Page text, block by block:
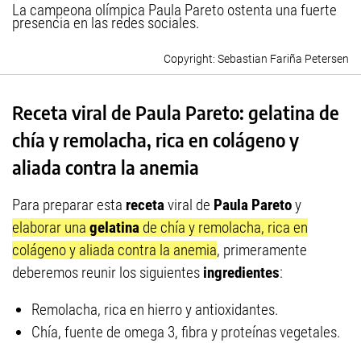
La campeona olímpica Paula Pareto ostenta una fuerte
presencia en las redes sociales.
Sebastian Fariña Petersen
Receta viral de Paula Pareto: gelatina de
chía y remolacha, rica en colágeno y
aliada contra la anemia
Para preparar esta recetaviral de Paula Paretoy
elaborar una gelatina de chía y remolacha, rica en
colágeno y aliada contra la anemia, primeramente
deberemos reunir los siguientes ingredientes:
Remolacha, rica en hierro y antioxidantes.
Chía, fuente de omega 3, fibra y proteínas vegetales.